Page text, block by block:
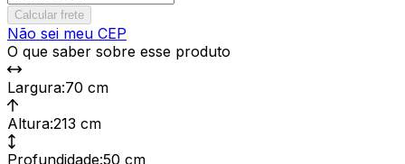
Calcular frete
Não sei meu CEP
O que saber sobre esse produto
Largura:70 cm
Altura:213 cm
Profundidade:50 cm